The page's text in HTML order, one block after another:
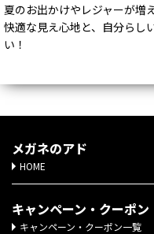
夏のお出かけやレジャーが増
快適な見え心地と、自分らし
い！
メガネのアド
HOME
キャンペーン・クーポン
キャンペーン・クーポン一覧